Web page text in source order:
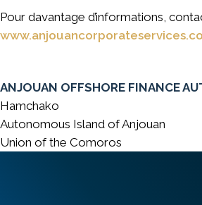
Pour davantage d’informations,
ANJOUAN OFFSHORE FINANCE
Hamchako
Autonomous Island of Anjouan
Union of the Comoros